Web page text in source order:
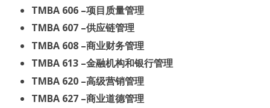
TMBA 606 –项目质量管理
TMBA 607 –供应链管理
TMBA 608 –商业财务管理
TMBA 613 –金融机构和银行管理
TMBA 620 –高级营销管理
TMBA 627 –商业道德管理